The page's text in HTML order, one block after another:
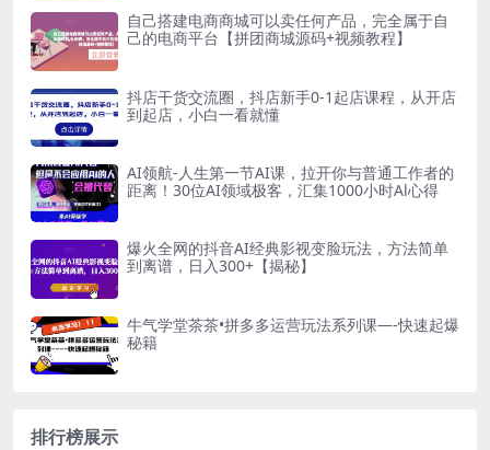
自己搭建电商商城可以卖任何产品，完全属于自
己的电商平台【拼团商城源码+视频教程】
抖店干货交流圈，抖店新手0-1起店课程，从开店
到起店，小白一看就懂
AI领航-人生第一节AI课，拉开你与普通工作者的
距离！30位AI领域极客，汇集1000小时Al心得
爆火全网的抖音AI经典影视变脸玩法，方法简单
到离谱，日入300+【揭秘】
牛气学堂茶茶•拼多多运营玩法系列课—-快速起爆
秘籍
排行榜展示